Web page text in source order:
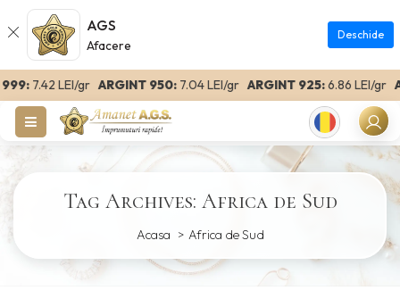
AGS
Afacere
Deschide
7.42 LEI/grARGINT 950:7.04 LEI/grARGINT 925:6.86 LEI/gr
Romanian
Tag Archives: Africa de Sud
Acasa Africa de Sud